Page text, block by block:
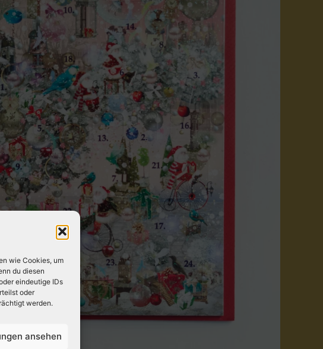
wie Cookies, um
du diesen
eindeutige IDs
oder
werden.
ansehen